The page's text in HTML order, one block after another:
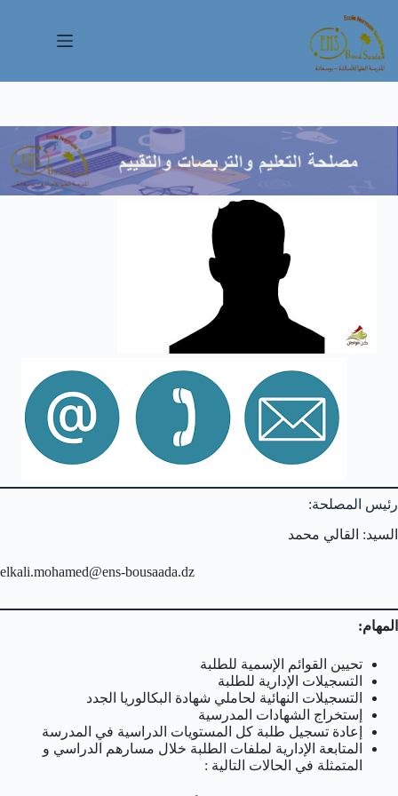
المحتوى
رئيس المصلحة:
السيد: القالي محمد
elkali.mohamed@ens-bousaada.dz
المهام:
تحيين القوائم الإسمية للطلبة
التسجيلات الإدارية للطلبة
التسجيلات النهائية لحاملي شهادة البكالوريا الجدد
إستخراج الشهادات المدرسية
إعادة تسجيل طلبة كل المستويات الدراسية في المدرسة
المتابعة الإدارية لملفات الطلبة خلال مسارهم الدراسي و
المتمثلة في الحالات التالية :